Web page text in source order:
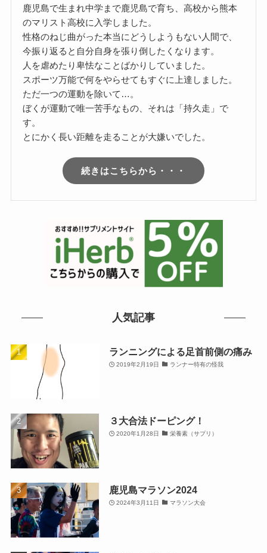
鹿児島で生まれ中学まで鹿児島で育ち、高校から熊本
のマリスト高校に入学しました。
性格のねじ曲がった本当にどうしようもない人間で、
今振り返ると自分自身を張り倒したくなります。
人を虐めたり卑怯なことばかりしていました。
スポーツ万能で何をやらせてもすぐに上達しました。
ただ一つの運動を除いて…。
ぼくが運動で唯一苦手なもの、それは「持久走」で
す。
とにかく長い距離を走ることが大嫌いでした。
続きはこちらから・・・
人気記事
ランニングによる足首前側の痛み
2019年2月19日 ランナー特有の怪我
３大合法ドーピング！
2020年1月28日 栄養素（サプリ）
鹿児島マラソン2024
2024年3月11日 マラソン大会